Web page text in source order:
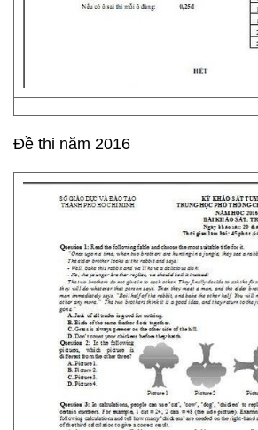
Đề thi năm 2016